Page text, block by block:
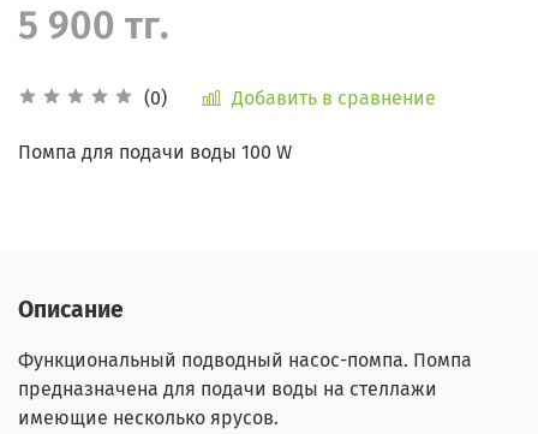
(0) Добавить в сравнение
5 900 тг.
Помпа для подачи воды 100 W
Описание
Функциональный подводный насос-помпа. Помпа
предназначена для подачи воды на стеллажи
имеющие несколько ярусов.